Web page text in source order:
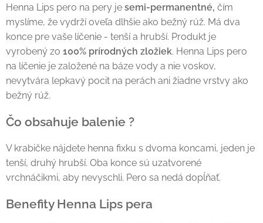
Henna Lips pero na pery je semi-permanentné, čím
myslíme, že vydrží oveľa dlhšie ako bežný rúž. Má dva
konce pre vaše líčenie - tenší a hrubší. Produkt je
vyrobený zo 100% prírodných zložiek. Henna Lips pero
na líčenie je založené na báze vody a nie voskov,
nevytvára lepkavý pocit na perách ani žiadne vrstvy ako
bežný rúž.
Čo obsahuje balenie ?
V krabičke nájdete henna fixku s dvoma koncami, jeden je
tenší, druhý hrubší. Oba konce sú uzatvorené
vrchnáčikmi, aby nevyschli. Pero sa nedá dopĺňať.
Benefity Henna Lips pera